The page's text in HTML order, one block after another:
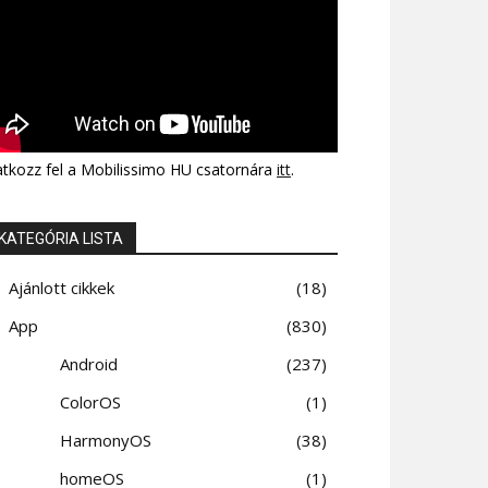
fel a Mobilissimo HU csatornára itt.
LISTA
Ajánlott cikkek
18
App
830
Android
237
ColorOS
1
HarmonyOS
38
homeOS
1